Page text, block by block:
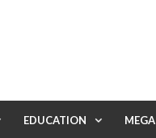
EDUCATION MEGA